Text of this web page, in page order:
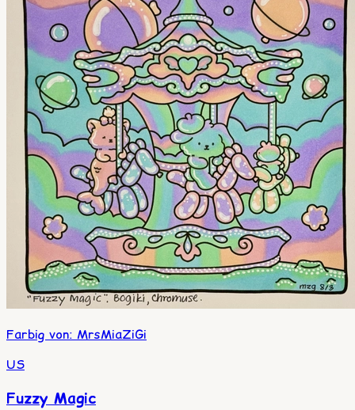
Farbig von: MrsMiaZiGi
US
Fuzzy Magic